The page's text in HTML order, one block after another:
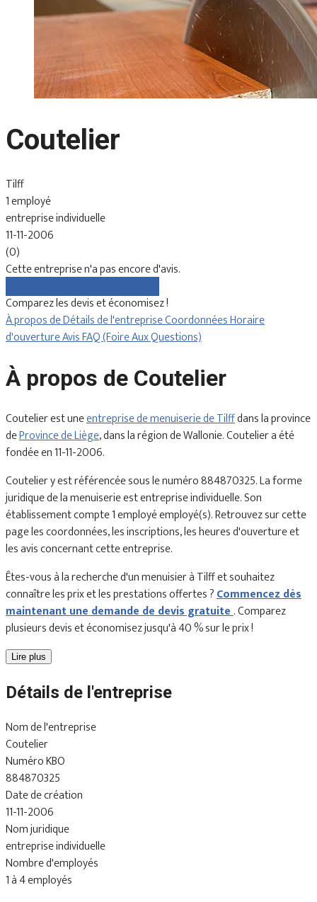
Coutelier
Tilff
1 employé
entreprise individuelle
11-11-2006
(0)
Cette entreprise n'a pas encore d'avis.
Comparez les devis et économisez !
À propos deDétails de l'entrepriseCoordonnéesHoraire
d'ouvertureAvisFAQ (Foire Aux Questions)
À propos de Coutelier
Coutelier est uneentreprise de menuiserie de Tilffdans la province
deProvince de Liège, dans la région de Wallonie. Coutelier a été
fondée en 11-11-2006.
Coutelier y est référencée sous le numéro 884870325. La forme
juridique de la menuiserie est entreprise individuelle. Son
établissement compte 1 employé employé(s). Retrouvez sur cette
page les coordonnées, les inscriptions, les heures d'ouverture et
les avis concernant cette entreprise.
Êtes-vous à la recherche d'un menuisier à Tilff et souhaitez
connaître les prix et les prestations offertes ?Commencez dès
maintenant une demande de devis gratuite. Comparez
plusieurs devis et économisez jusqu'à 40 % sur le prix !
Lire plus
Détails de l'entreprise
Nom de l'entreprise
Coutelier
Numéro KBO
884870325
Date de création
11-11-2006
Nom juridique
entreprise individuelle
Nombre d'employés
1 à 4 employés